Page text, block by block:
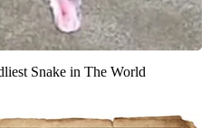
Snake in The World